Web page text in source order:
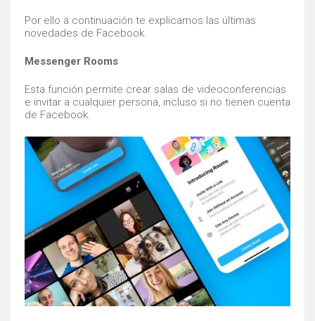
Por ello a continuación te explicamos las últimas
novedades de Facebook.
Messenger Rooms
Esta función permite crear salas de videoconferencias
e invitar a cualquier persona, incluso si no tienen cuenta
de Facebook.